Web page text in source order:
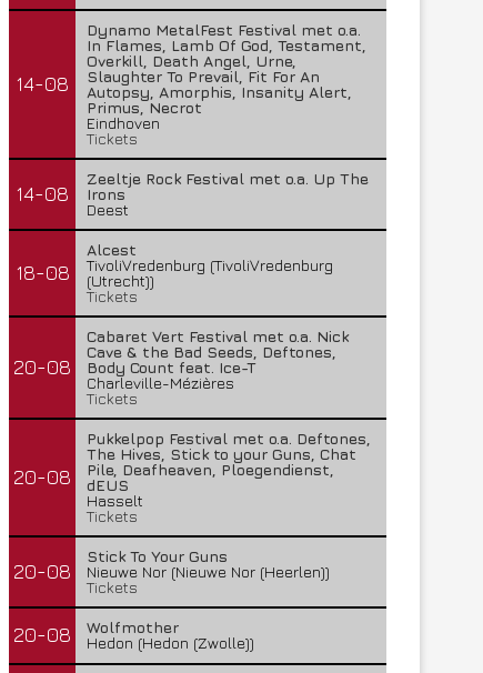
14-08
Dynamo MetalFest Festival met o.a.
In Flames, Lamb Of God, Testament,
Overkill, Death Angel, Urne,
Slaughter To Prevail, Fit For An
Autopsy, Amorphis, Insanity Alert,
Primus, Necrot
Eindhoven
Tickets
14-08
Zeeltje Rock Festival met o.a. Up The
Irons
Deest
18-08
Alcest
TivoliVredenburg (TivoliVredenburg
(Utrecht))
Tickets
20-08
Cabaret Vert Festival met o.a. Nick
Cave & the Bad Seeds, Deftones,
Body Count feat. Ice-T
Charleville-Mézières
Tickets
20-08
Pukkelpop Festival met o.a. Deftones,
The Hives, Stick to your Guns, Chat
Pile, Deafheaven, Ploegendienst,
dEUS
Hasselt
Tickets
20-08
Stick To Your Guns
Nieuwe Nor (Nieuwe Nor (Heerlen))
Tickets
20-08
Wolfmother
Hedon (Hedon (Zwolle))